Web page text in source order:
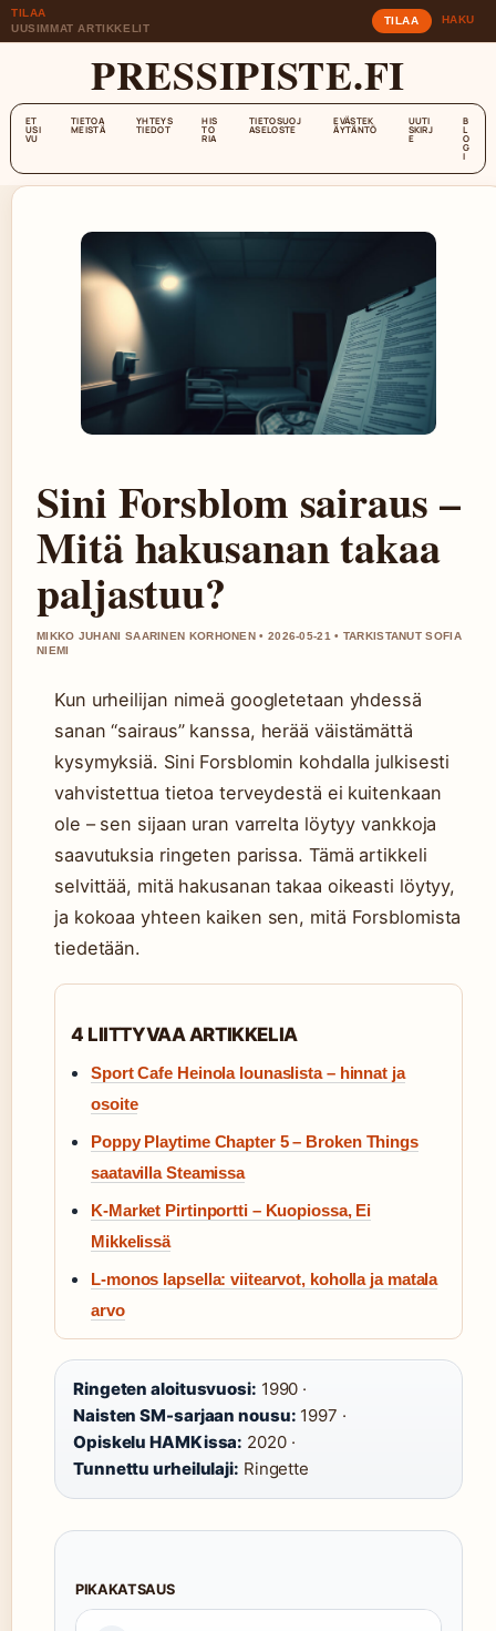
TILAA
UUSIMMAT ARTIKKELIT
TILAA HAKU
PRESSIPISTE.FI
ET
USI
VU
TIETOA
MEISTÄ
YHTEYS
TIEDOT
HIS
TO
RIA
TIETOSUOJ
ASELOSTE
EVÄSTEK
ÄYTÄNTÖ
UUTI
SKIRJ
E
B
L
O
G
I
Sini Forsblom sairaus –
Mitä hakusanan takaa
paljastuu?
MIKKO JUHANI SAARINEN KORHONEN • 2026-05-21 • TARKISTANUT SOFIA
NIEMI
Kun urheilijan nimeä googletetaan yhdessä
sanan “sairaus” kanssa, herää väistämättä
kysymyksiä. Sini Forsblomin kohdalla julkisesti
vahvistettua tietoa terveydestä ei kuitenkaan
ole – sen sijaan uran varrelta löytyy vankkoja
saavutuksia ringeten parissa. Tämä artikkeli
selvittää, mitä hakusanan takaa oikeasti löytyy,
ja kokoaa yhteen kaiken sen, mitä Forsblomista
tiedetään.
4 LIITTYVAA ARTIKKELIA
Sport Cafe Heinola lounaslista – hinnat ja
osoite
Poppy Playtime Chapter 5 – Broken Things
saatavilla Steamissa
K-Market Pirtinportti – Kuopiossa, Ei
Mikkelissä
L-monos lapsella: viitearvot, koholla ja matala
arvo
Ringeten aloitusvuosi: 1990 ·
Naisten SM-sarjaan nousu: 1997 ·
Opiskelu HAMKissa: 2020 ·
Tunnettu urheilulaji: Ringette
PIKAKATSAUS